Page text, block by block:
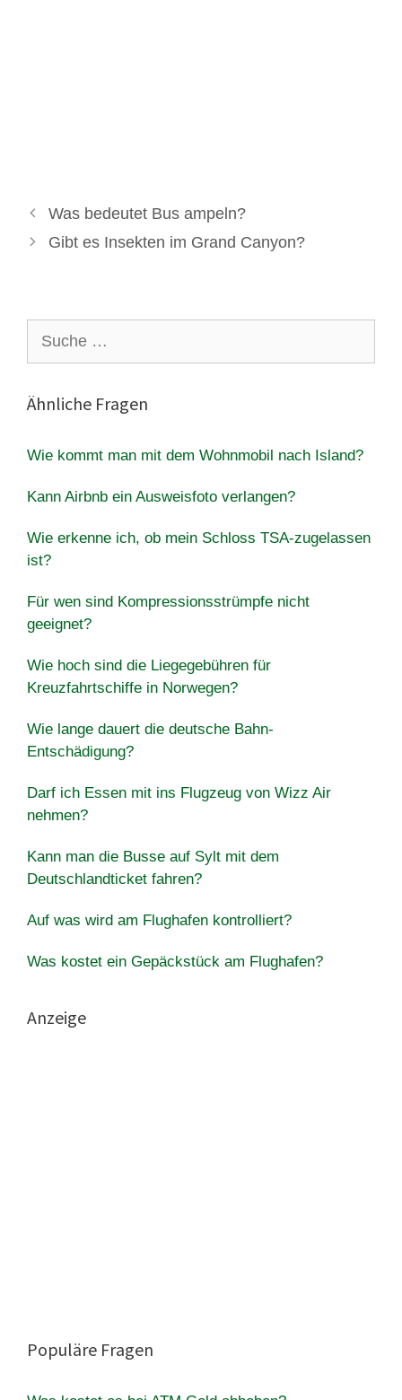
Was bedeutet Bus ampeln?
Gibt es Insekten im Grand Canyon?
nach:
Ähnliche Fragen
Wie kommt man mit dem Wohnmobil nach Island?
Kann Airbnb ein Ausweisfoto verlangen?
Wie erkenne ich, ob mein Schloss TSA-zugelassen
ist?
Für wen sind Kompressionsstrümpfe nicht
geeignet?
Wie hoch sind die Liegegebühren für
Kreuzfahrtschiffe in Norwegen?
Wie lange dauert die deutsche Bahn-
Entschädigung?
Darf ich Essen mit ins Flugzeug von Wizz Air
nehmen?
Kann man die Busse auf Sylt mit dem
Deutschlandticket fahren?
Auf was wird am Flughafen kontrolliert?
Was kostet ein Gepäckstück am Flughafen?
Anzeige
Populäre Fragen